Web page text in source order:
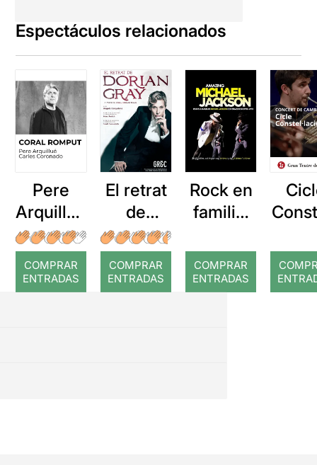
Espectáculos relacionados
Pere
Arquillué
: Coral
romput
COMPRAR
ENTRADAS
El retrat
de
Dorian
Gray
COMPRAR
ENTRADAS
Rock en
familia:
Michael
Jackson
COMPRAR
ENTRADAS
de